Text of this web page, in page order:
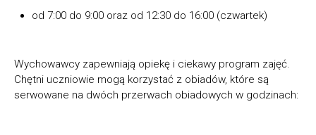
od 7:00 do 9:00 oraz od 12:30 do 16:00 (czwartek)
Wychowawcy zapewniają opiekę i ciekawy program zajęć.
Chętni uczniowie mogą korzystać z obiadów, które są
serwowane na dwóch przerwach obiadowych w godzinach: